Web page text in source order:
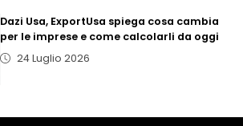
Dazi Usa, ExportUsa spiega cosa cambia
per le imprese e come calcolarli da oggi
24 Luglio 2026